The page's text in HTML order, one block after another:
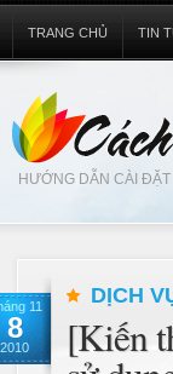
HƯỚNG DẪN CÀI
TRANG CHỦ TIN
11
8
2010
DỊCH
[Kiến